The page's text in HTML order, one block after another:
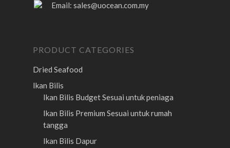
Email: sales@uocean.com.my
PRODUCT CATEGORIES
Dried Seafood
Ikan Bilis
Ikan Bilis BudgetSesuai untuk peniaga
Ikan Bilis Premium Sesuai untuk rumah
tangga
Ikan Bilis Dapur